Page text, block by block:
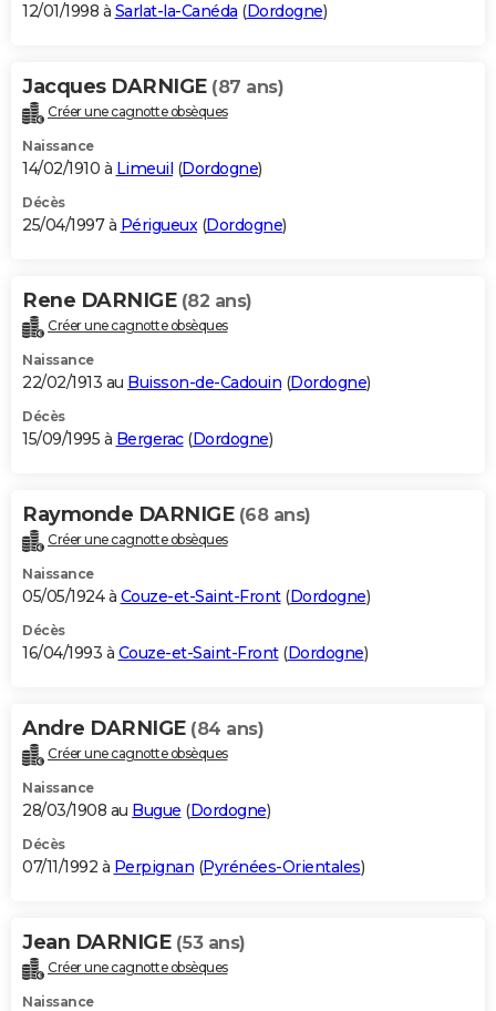
12/01/1998 à Sarlat-la-Canéda (Dordogne)
Jacques DARNIGE (87 ans)
Créer une cagnotte obsèques
Naissance
14/02/1910 à Limeuil (Dordogne)
Décès
25/04/1997 à Périgueux(Dordogne)
Rene DARNIGE (82 ans)
Créer une cagnotte obsèques
Naissance
22/02/1913 au Buisson-de-Cadouin (Dordogne)
Décès
15/09/1995 à Bergerac(Dordogne)
Raymonde DARNIGE (68 ans)
Créer une cagnotte obsèques
Naissance
05/05/1924 à Couze-et-Saint-Front(Dordogne)
Décès
16/04/1993 à Couze-et-Saint-Front(Dordogne)
Andre DARNIGE (84 ans)
Créer une cagnotte obsèques
Naissance
28/03/1908 au Bugue (Dordogne)
Décès
07/11/1992 à Perpignan (Pyrénées-Orientales)
Jean DARNIGE (53 ans)
Créer une cagnotte obsèques
Naissance